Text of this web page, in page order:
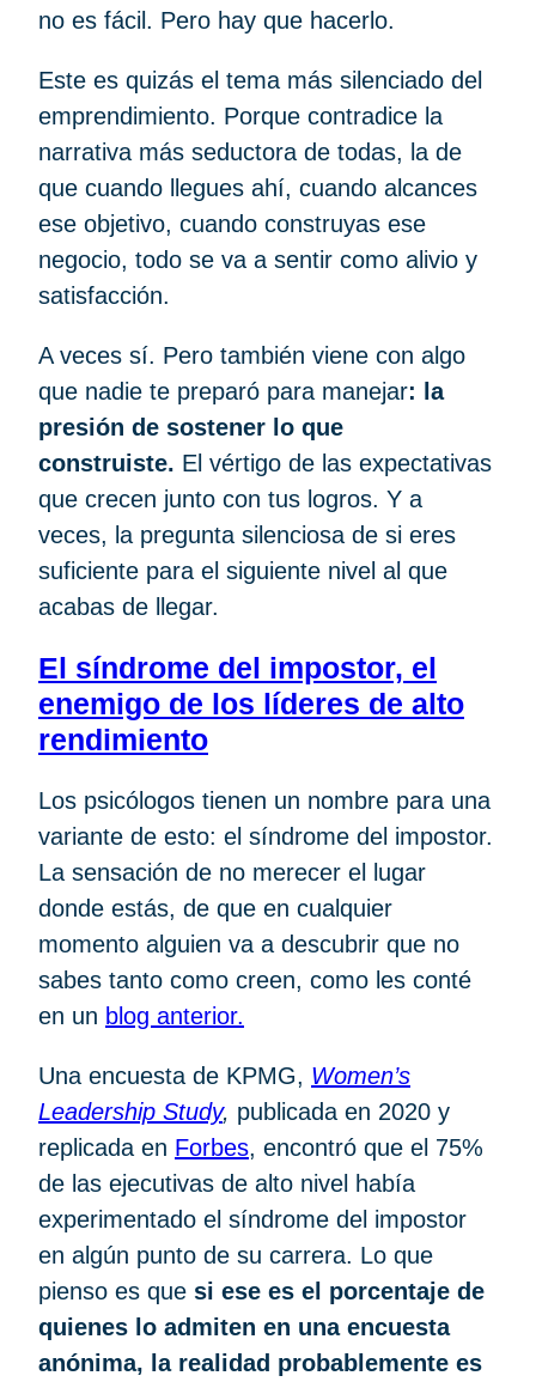
no es fácil. Pero hay que hacerlo.
Este es quizás el tema más silenciado del
emprendimiento. Porque contradice la
narrativa más seductora de todas, la de
que cuando llegues ahí, cuando alcances
ese objetivo, cuando construyas ese
negocio, todo se va a sentir como alivio y
satisfacción.
A veces sí. Pero también viene con algo
que nadie te preparó para manejar: la
presión de sostener lo que
construiste. El vértigo de las expectativas
que crecen junto con tus logros. Y a
veces, la pregunta silenciosa de si eres
suficiente para el siguiente nivel al que
acabas de llegar.
El síndrome del impostor, el
enemigo de los líderes de alto
rendimiento
Los psicólogos tienen un nombre para una
variante de esto: el síndrome del impostor.
La sensación de no merecer el lugar
donde estás, de que en cualquier
momento alguien va a descubrir que no
sabes tanto como creen, como les conté
en un blog anterior.
Una encuesta de KPMG, Women’s
Leadership Study, publicada en 2020 y
replicada en Forbes, encontró que el 75%
de las ejecutivas de alto nivel había
experimentado el síndrome del impostor
en algún punto de su carrera. Lo que
pienso es que si ese es el porcentaje de
quienes lo admiten en una encuesta
anónima, la realidad probablemente es